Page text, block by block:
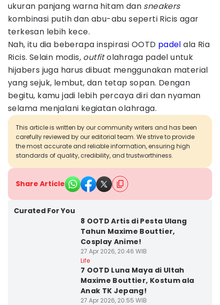
ukuran panjang warna hitam dan sneakers
kombinasi putih dan abu-abu seperti Ricis agar
terkesan lebih kece.
Nah, itu dia beberapa inspirasi OOTD padel ala Ria
Ricis. Selain modis, outfitolahraga padel untuk
hijabers juga harus dibuat menggunakan material
yang sejuk, lembut, dan tetap sopan. Dengan
begitu, kamu jadi lebih percaya diri dan nyaman
selama menjalani kegiatan olahraga.
This article is written by our community writers and has been
carefully reviewed by our editorial team. We strive to provide
the most accurate and reliable information, ensuring high
standards of quality, credibility, and trustworthiness.
Share Article
Curated For You
8 OOTD Artis di Pesta Ulang
Tahun Maxime Bouttier,
Cosplay Anime!
27 Apr 2026, 20:46 WIB
Life
7 OOTD Luna Maya di Ultah
Maxime Bouttier, Kostum ala
Anak TK Jepang!
27 Apr 2026, 20:55 WIB